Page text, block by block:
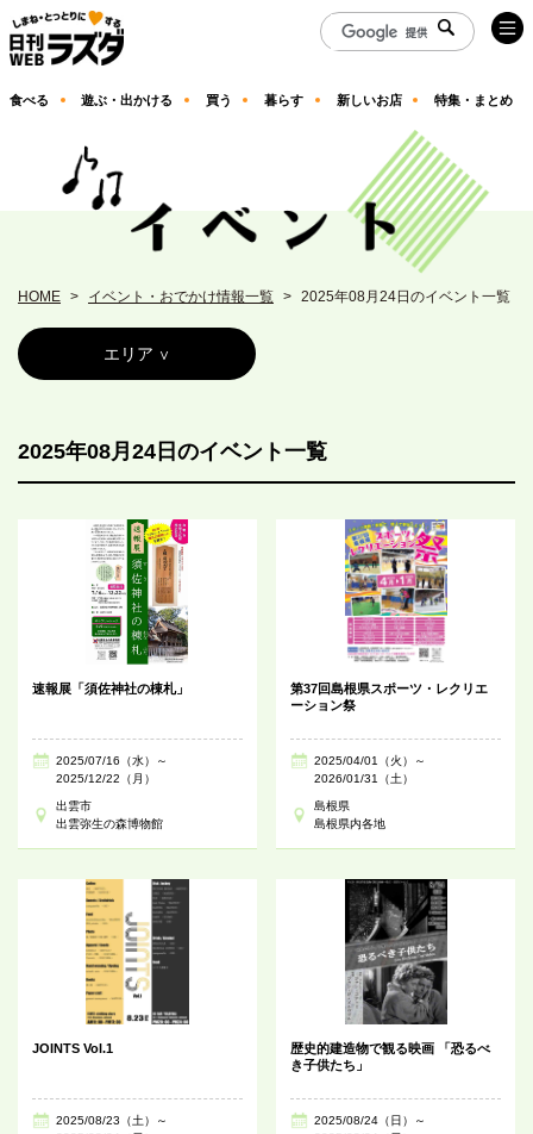
食べる 遊ぶ・出かける 買う 暮らす 新しいお店 特集・まとめ
HOME イベント・おでかけ情報一覧 2025年08月24日のイベント一覧
エリア
2025年08月24日のイベント一覧
速報展「須佐神社の棟札」
2025/07/16（水）～
2025/12/22（月）
出雲市
出雲弥生の森博物館
第37回島根県スポーツ・レクリエ
ーション祭
2025/04/01（火）～
2026/01/31（土）
島根県
島根県内各地
JOINTS Vol.1
2025/08/23（土）～
歴史的建造物で観る映画 「恐るべ
き子供たち」
2025/08/24（日）～